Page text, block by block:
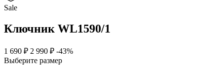
Sale
Ключник WL1590/1
1 690 ₽ 2 990 ₽ -43%
Выберите размер